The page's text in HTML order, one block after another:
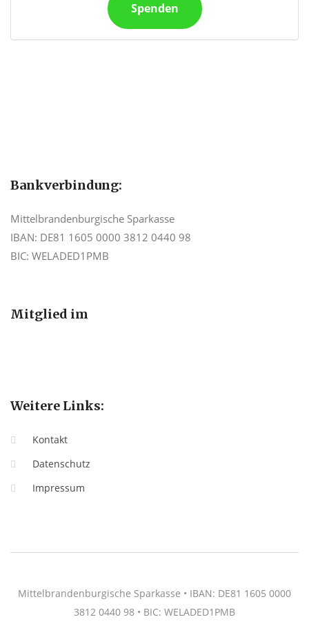
Spenden
Bankverbindung:
Mittelbrandenburgische Sparkasse
IBAN: DE81 1605 0000 3812 0440 98
BIC: WELADED1PMB
Mitglied im
Weitere Links:
Kontakt
Datenschutz
Impressum
Mittelbrandenburgische Sparkasse • IBAN: DE81 1605 0000
3812 0440 98 • BIC: WELADED1PMB